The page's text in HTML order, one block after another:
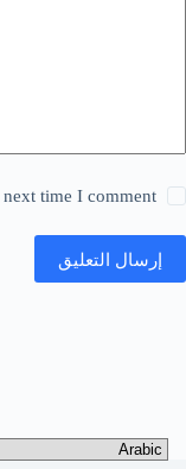
time I comment.
إرسال التعليق